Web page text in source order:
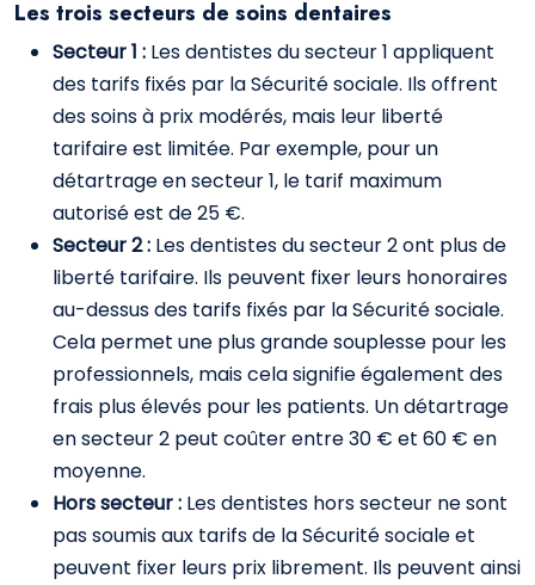
Les trois secteurs de soins dentaires
Secteur 1 : Les dentistes du secteur 1 appliquent
des tarifs fixés par la Sécurité sociale. Ils offrent
des soins à prix modérés, mais leur liberté
tarifaire est limitée. Par exemple, pour un
détartrage en secteur 1, le tarif maximum
autorisé est de 25 €.
Secteur 2 : Les dentistes du secteur 2 ont plus de
liberté tarifaire. Ils peuvent fixer leurs honoraires
au-dessus des tarifs fixés par la Sécurité sociale.
Cela permet une plus grande souplesse pour les
professionnels, mais cela signifie également des
frais plus élevés pour les patients. Un détartrage
en secteur 2 peut coûter entre 30 € et 60 € en
moyenne.
Hors secteur : Les dentistes hors secteur ne sont
pas soumis aux tarifs de la Sécurité sociale et
peuvent fixer leurs prix librement. Ils peuvent ainsi